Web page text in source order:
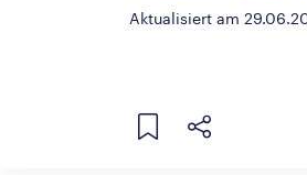
Aktualisiert am